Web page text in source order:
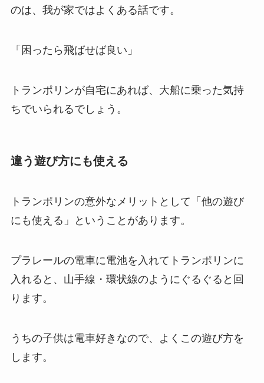
のは、我が家ではよくある話です。
「困ったら飛ばせば良い」
トランポリンが自宅にあれば、大船に乗った気持
ちでいられるでしょう。
違う遊び方にも使える
トランポリンの意外なメリットとして「他の遊び
にも使える」ということがあります。
プラレールの電車に電池を入れてトランポリンに
入れると、山手線・環状線のようにぐるぐると回
ります。
うちの子供は電車好きなので、よくこの遊び方を
します。